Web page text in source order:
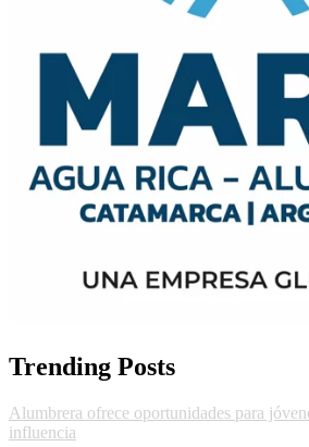
Trending Posts
Alumbrera ofrece oportunidades para
influencia